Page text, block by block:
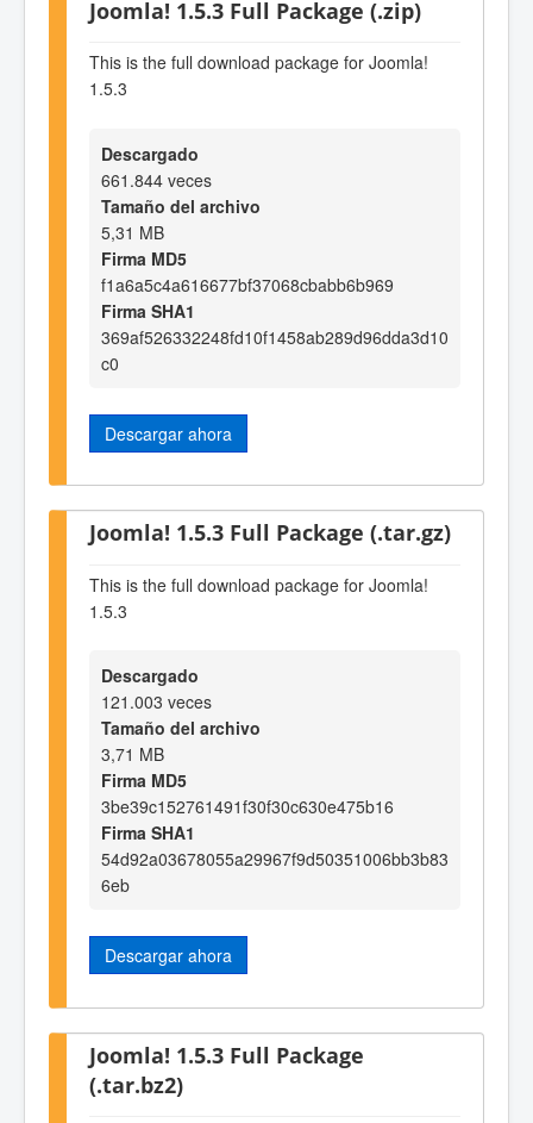
Joomla! 1.5.3 Full Package (.zip)
This is the full download package for Joomla!
1.5.3
Descargado
661.844 veces
Tamaño del archivo
5,31 MB
Firma MD5
f1a6a5c4a616677bf37068cbabb6b969
Firma SHA1
369af526332248fd10f1458ab289d96dda3d10
c0
Descargar ahora
Joomla! 1.5.3 Full Package (.tar.gz)
This is the full download package for Joomla!
1.5.3
Descargado
121.003 veces
Tamaño del archivo
3,71 MB
Firma MD5
3be39c152761491f30f30c630e475b16
Firma SHA1
54d92a03678055a29967f9d50351006bb3b83
6eb
Descargar ahora
Joomla! 1.5.3 Full Package
(.tar.bz2)